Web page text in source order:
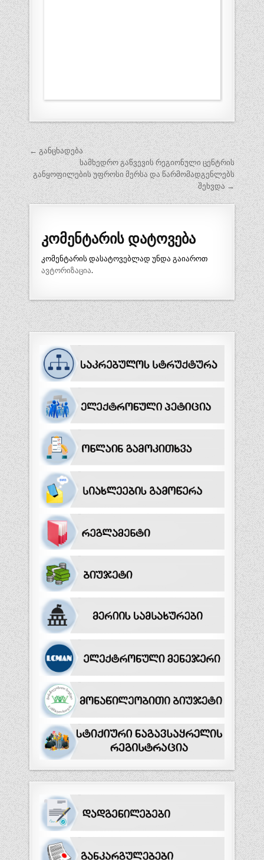
პოსტის
ნავიგაცია
← განცხადება
სამხედრო გაწვევის რეგიონული ცენტრის
განყოფილების უფროსი მერსა და წარმომადგენლებს
შეხვდა →
კომენტარის დატოვება
კომენტარის დასატოვებლად უნდა გაიაროთ
ავტორიზაცია.